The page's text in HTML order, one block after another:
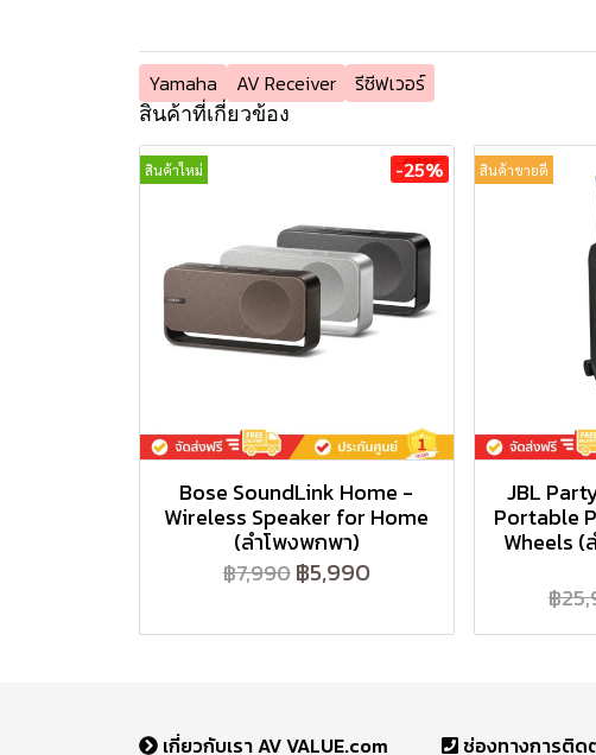
Yamaha AV Receiver รีซีฟเวอร์
สินค้าที่เกี่ยวข้อง
สินค้าใหม่ -25%
Bose SoundLink Home -
Wireless Speaker for Home
(ลำโพงพกพา)
฿7,990฿5,990
สินค้าขายดี
JBL
Portable
Wheels
฿
เกี่ยวกับเรา AV VALUE.com ช่องทางการติด